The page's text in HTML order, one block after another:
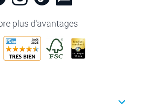
plus d'avantages